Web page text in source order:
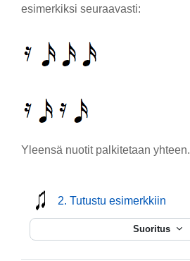
esimerkiksi seuraavasti:
Yleensä nuotit palkitetaan yhteen.
2. Tutustu esimerkkiin
Suoritus